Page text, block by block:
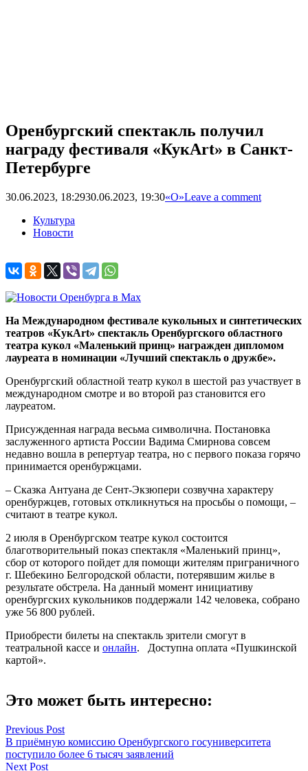
Оренбургский спектакль получил
награду фестиваля «КукArt» в Санкт-
Петербурге
30.06.2023, 18:2930.06.2023, 19:30«О»Leave a comment
Культура
Новости
На Международном фестивале кукольных и синтетических
театров «КукArt» спектакль Оренбургского областного
театра кукол «Маленький принц» награжден дипломом
лауреата в номинации «Лучший спектакль о дружбе».
Оренбургский областной театр кукол в шестой раз участвует в
международном смотре и во второй раз становится его
лауреатом.
Присужденная награда весьма символична. Постановка
заслуженного артиста России Вадима Смирнова совсем
недавно вошла в репертуар театра, но с первого показа горячо
принимается оренбуржцами.
– Сказка Антуана де Сент-Экзюпери созвучна характеру
оренбуржцев, готовых откликнуться на просьбы о помощи, –
считают в театре кукол.
2 июля в Оренбургском театре кукол состоится
благотворительный показ спектакля «Маленький принц»,
сбор от которого пойдет для помощи жителям приграничного
г. Шебекино Белгородской области, потерявшим жилье в
результате обстрела. На данный момент инициативу
оренбургских кукольников поддержали 142 человека, собрано
уже 56 800 рублей.
Приобрести билеты на спектакль зрители смогут в
театральной кассе и онлайн. Доступна оплата «Пушкинской
картой».
Это может быть интересно:
Навигация
по
Previous Post
В приёмную комиссию Оренбургского госуниверситета
поступило более 6 тысяч заявлений
Next Post